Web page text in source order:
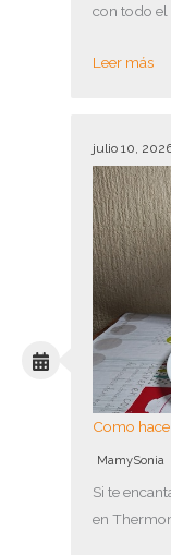
con todo el
Leer más
julio 10,
Como
MamySonia
Si te
en